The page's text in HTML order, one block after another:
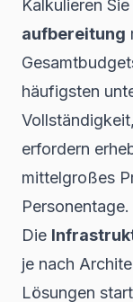
Kalkulieren
aufbereitung
häufigsten
erfordern
mittelgroßes
Personentage.
Die
je nach
Lösungen